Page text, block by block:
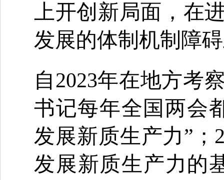
上开创新局面，在
发展的体制机制障
自2023年在地方考
书记每年全国两会
发展新质生产力”；
发展新质生产力的